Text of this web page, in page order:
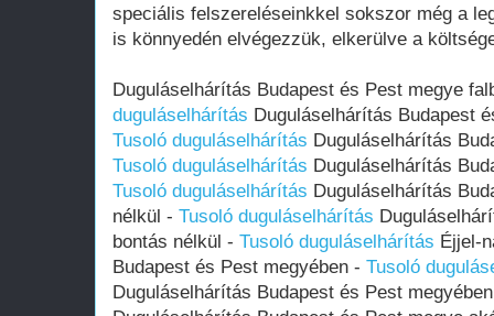
speciális felszereléseinkkel sokszor még a
is könnyedén elvégezzük, elkerülve a
Duguláselhárítás Budapest és Pest megye
duguláselhárítás Duguláselhárítás Budapest
Tusoló duguláselhárítás Duguláselhárítás
Tusoló duguláselhárítás Duguláselhárítás
Tusoló duguláselhárítás Duguláselhárítás
nélkül - Tusoló duguláselhárítás
bontás nélkül - Tusoló duguláselhárítás Éjjel-
Budapest és Pest megyében - Tusoló
Duguláselhárítás Budapest és Pest